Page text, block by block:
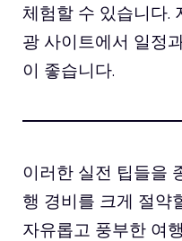
체험할 수 있습니다.
광 사이트에서 일정
이 좋습니다.
이러한 실전 팁들을
행 경비를 크게 절약
자유롭고 풍부한 여